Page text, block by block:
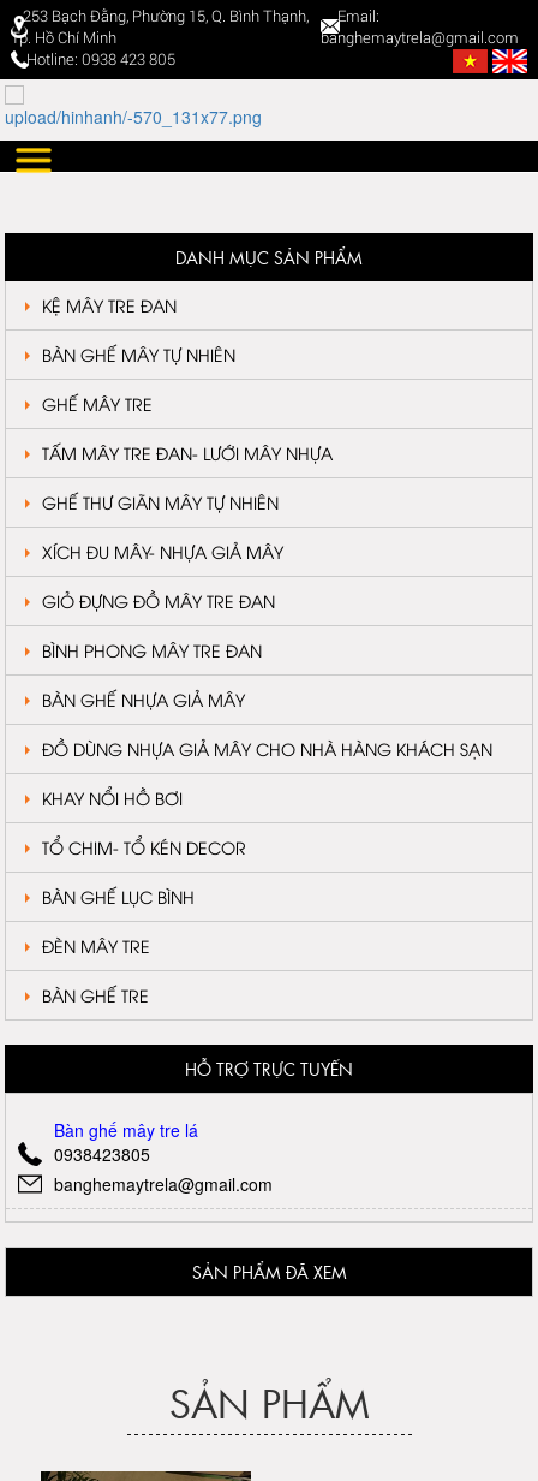
253 Bạch Đằng, Phường 15, Q. Bình Thạnh,
Tp. Hồ Chí Minh
Email:
banghemaytrela@gmail.com
Hotline: 0938 423 805
DANH MỤC SẢN PHẨM
KỆ MÂY TRE ĐAN
BÀN GHẾ MÂY TỰ NHIÊN
GHẾ MÂY TRE
TẤM MÂY TRE ĐAN- LƯỚI MÂY NHỰA
GHẾ THƯ GIÃN MÂY TỰ NHIÊN
XÍCH ĐU MÂY- NHỰA GIẢ MÂY
GIỎ ĐỰNG ĐỒ MÂY TRE ĐAN
BÌNH PHONG MÂY TRE ĐAN
BÀN GHẾ NHỰA GIẢ MÂY
ĐỒ DÙNG NHỰA GIẢ MÂY CHO NHÀ HÀNG KHÁCH SẠN
KHAY NỔI HỒ BƠI
TỔ CHIM- TỔ KÉN DECOR
BÀN GHẾ LỤC BÌNH
ĐÈN MÂY TRE
BÀN GHẾ TRE
HỖ TRỢ TRỰC TUYẾN
Bàn ghế mây tre lá
0938423805
banghemaytrela@gmail.com
SẢN PHẨM ĐÃ XEM
SẢN PHẨM